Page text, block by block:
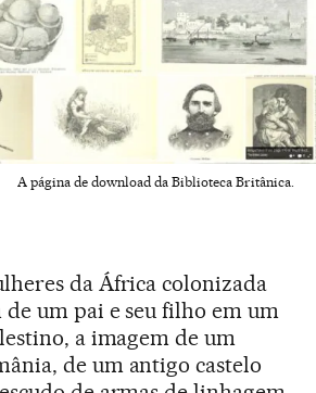
A página de download da Biblioteca Britânica.
da África colonizada
um pai e seu filho em um
a imagem de um
de um antigo castelo